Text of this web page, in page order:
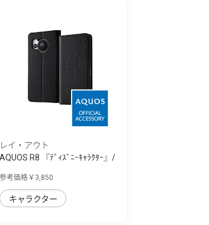
レイ・アウト
AQUOS R8 『ﾃﾞｨｽﾞﾆｰｷｬﾗｸﾀｰ』/
参考価格￥3,850
キャラクター